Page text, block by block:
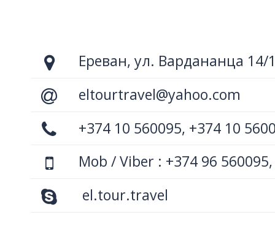
Ереван, ул. Вардананца 14/
eltourtravel@yahoo.com
+374 10 560095, +374 10
Mob / Viber : +374 96
el.tour.travel